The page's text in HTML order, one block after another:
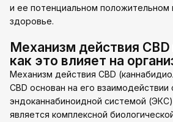
и ее потенциальном положительном
здоровье.
Механизм действия
как это влияет на
Механизм действия CBD
CBD основан на его взаимодействии
эндоканнабиноидной системой
является комплексной